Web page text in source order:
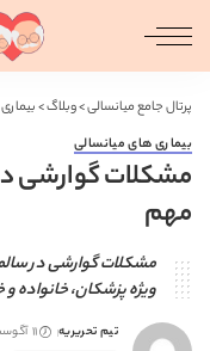
پرتال جامع میانسالی>وبلاگ>
بیماری های میانسالی
مهم
مشکلات گوارشی در
ویژه پزشکان، خانواده
ارسال
تیم تحریریه 11 آگوست 2025